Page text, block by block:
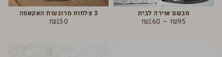
מבשם אוירה לבית
₪95
–
₪160
3 צלחות מרובעות האקאמה
₪150